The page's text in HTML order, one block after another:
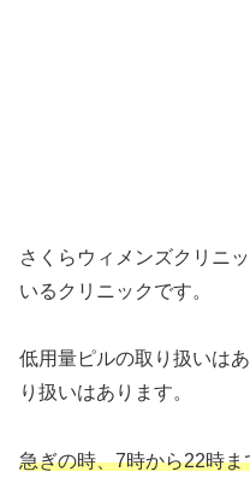
さくらウィメンズクリニ
いるクリニックです。
低用量ピルの取り扱いは
り扱いはあります。
急ぎの時、7時から22時